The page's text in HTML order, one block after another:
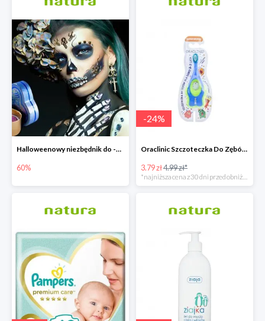
Halloweenowy niezbędnik do -60% taniej
60%
-24%
Oraclinic Szczoteczka Do Zębów Dla Dzieci 0-3 Lata Bardzo Miękka -24%
3.79 zł4.99 zł*